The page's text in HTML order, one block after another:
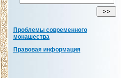
Проблемы современного
монашества
Правовая информация